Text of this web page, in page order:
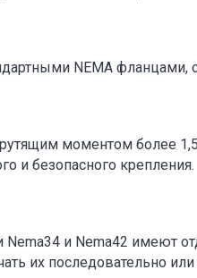
NEMA
моментом более
и безопасного крепления.
и Nema42 имеют
их последовательно